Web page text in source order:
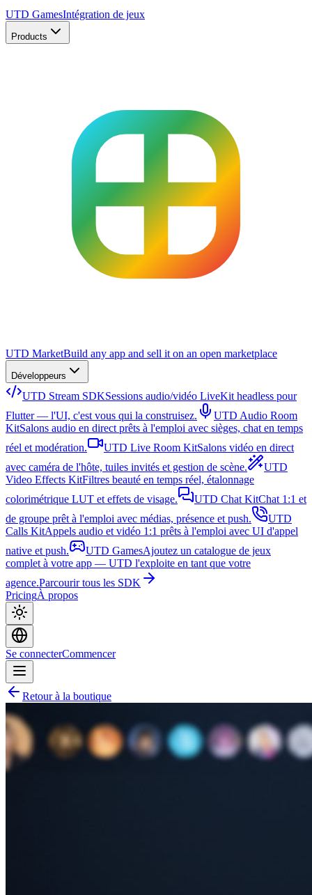
UTD GamesIntégration de jeux
Products
UTD MarketBuild any app and sell it on an open marketplace
Développeurs
UTD Stream SDKSessions audio/vidéo LiveKit headless pour
Flutter — l'UI, c'est vous qui la construisez.
UTD Audio Room
KitSalons audio en direct prêts à l'emploi avec sièges, chat en temps
réel et modération.
UTD Live Room KitSalons vidéo en direct
avec caméra de l'hôte, tuiles invités et gestion de scène.
UTD
Video Effects KitFiltres beauté en temps réel, étalonnage
colorimétrique LUT et effets de visage.
UTD Chat KitChat 1:1 et
de groupe prêt à l'emploi avec médias, présence et push.
UTD
Calls KitAppels audio et vidéo 1:1 prêts à l'emploi avec UI d'appel
native et push.
UTD GamesAjoutez un catalogue de jeux
complet à votre app — UTD l'exploite en tant que votre
agence.Parcourir tous les SDK
PricingÀ propos
Se connecterCommencer
Retour à la boutique